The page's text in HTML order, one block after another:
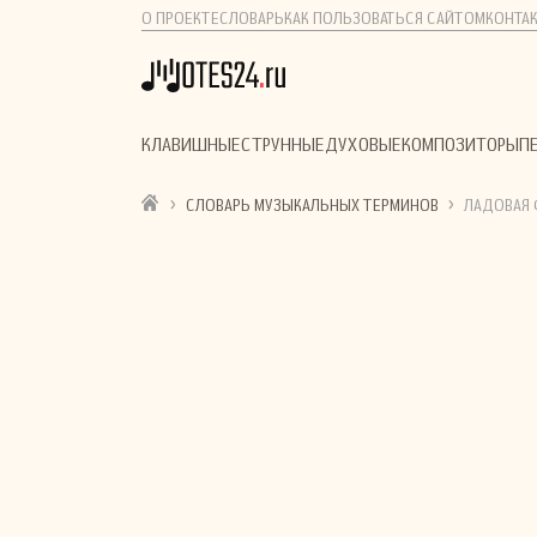
О ПРОЕКТЕСЛОВАРЬ КАК ПОЛЬЗОВАТЬСЯ САЙТОМ
КЛАВИШНЫЕСТРУННЫЕДУХОВЫЕКОМПОЗИТОРЫ
› СЛОВАРЬ МУЗЫКАЛЬНЫХ ТЕРМИНОВ › ЛАДОВАЯ